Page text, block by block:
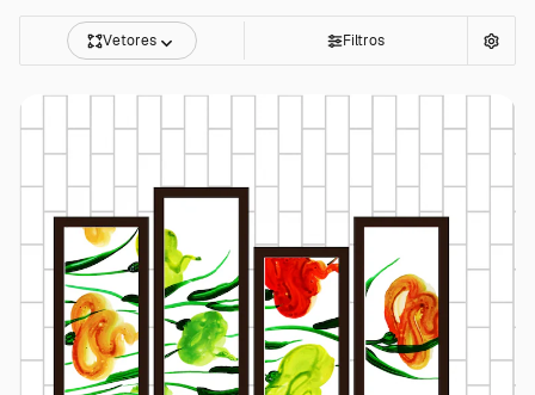
Vetores Filtros